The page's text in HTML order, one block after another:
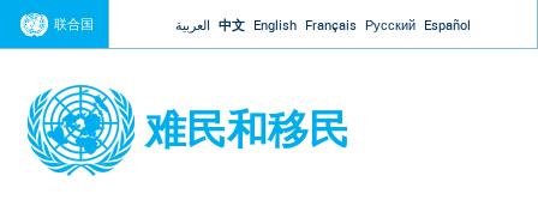
Jump to navigation
联合国 العربية 中文 English Français Русский Español
难民和移民